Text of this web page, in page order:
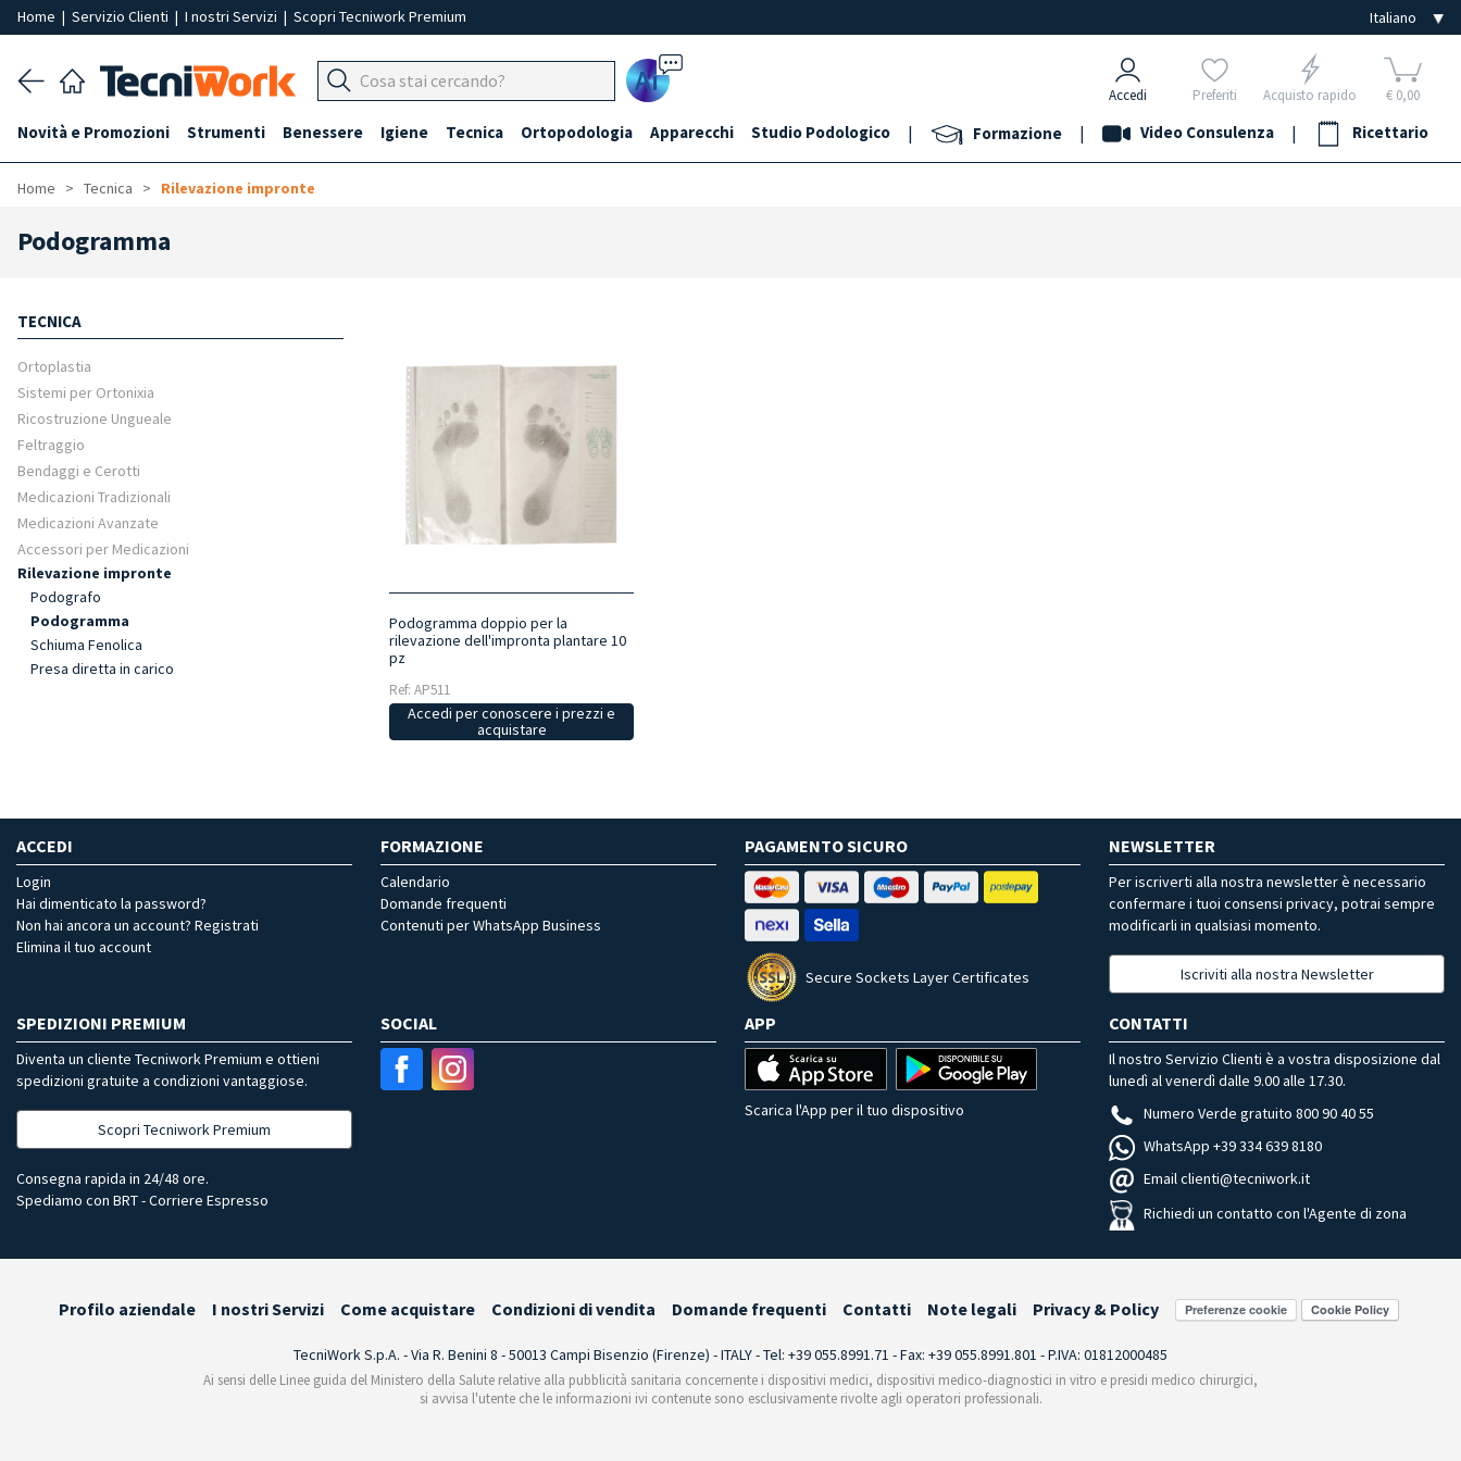
Home | Servizio Clienti | I nostri Servizi | Scopri Tecniwork Premium
Ai Accedi Preferiti Acquisto rapido € 0,00
Novità e Promozioni Strumenti Benessere Igiene Tecnica Ortopodologia Apparecchi Studio Podologico | Formazione | Video Consulenza | Ricettario
Home Tecnica Rilevazione impronte
Podogramma
TECNICA
Ortoplastia
Sistemi per Ortonixia
Ricostruzione Ungueale
Feltraggio
Bendaggi e Cerotti
Medicazioni Tradizionali
Medicazioni Avanzate
Accessori per Medicazioni
Rilevazione impronte
Podografo
Podogramma
Schiuma Fenolica
Presa diretta in carico
Podogramma doppio per la
rilevazione dell'impronta plantare 10
pz
Ref: AP511
Accedi per conoscere i prezzi e
acquistare
ACCEDI
Login
Hai dimenticato la password?
Non hai ancora un account? Registrati
Elimina il tuo account
FORMAZIONE
Calendario
Domande frequenti
Contenuti per WhatsApp Business
PAGAMENTO SICURO
Secure Sockets Layer Certificates
NEWSLETTER
Per iscriverti alla nostra newsletter è necessario
confermare i tuoi consensi privacy, potrai sempre
modificarli in qualsiasi momento.
Iscriviti alla nostra Newsletter
SPEDIZIONI PREMIUM
Diventa un cliente Tecniwork Premium e ottieni
spedizioni gratuite a condizioni vantaggiose.
Scopri Tecniwork Premium
Consegna rapida in 24/48 ore.
Spediamo con BRT - Corriere Espresso
SOCIAL APP
Scarica l'App per il tuo dispositivo
CONTATTI
Il nostro Servizio Clienti è a vostra disposizione dal
lunedì al venerdì dalle 9.00 alle 17.30.
Numero Verde gratuito 800 90 40 55
WhatsApp +39 334 639 8180
Email clienti@tecniwork.it
Richiedi un contatto con l'Agente di zona
Profilo aziendale I nostri Servizi Come acquistare Condizioni di vendita Domande frequenti Contatti Note legali Privacy & Policy Preferenze cookie
TecniWork S.p.A. - Via R. Benini 8 - 50013 Campi Bisenzio (Firenze) - ITALY - Tel: +39 055.8991.71 - Fax: +39 055.8991.801 - P.IVA: 01812000485
Ai sensi delle Linee guida del Ministero della Salute relative alla pubblicità sanitaria concernente i dispositivi medici, dispositivi medico-diagnostici in vitro e presidi medico chirurgici,
si avvisa l'utente che le informazioni ivi contenute sono esclusivamente rivolte agli operatori professionali.